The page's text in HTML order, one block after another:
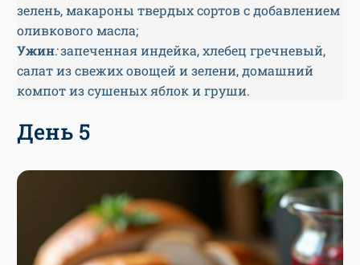
зелень, макароны твердых сортов с добавлением
оливкового масла;
Ужин:запеченная индейка, хлебец гречневый,
салат из свежих овощей и зелени, домашний
компот из сушеных яблок и груши.
День 5